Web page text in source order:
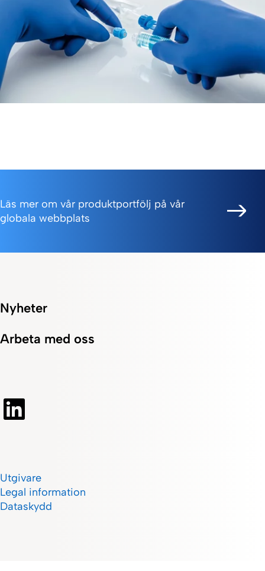
Läs mer om vår produktportfölj på vår
globala webbplats
Nyheter
Arbeta med oss
Utgivare
Legal information
Dataskydd